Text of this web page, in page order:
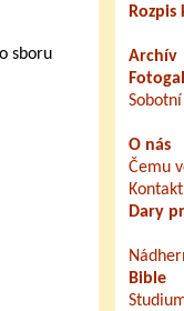
sboru
Rozpis
Archív
Sobotní
O nás
Čemu
Kontakt
Dary
Bible